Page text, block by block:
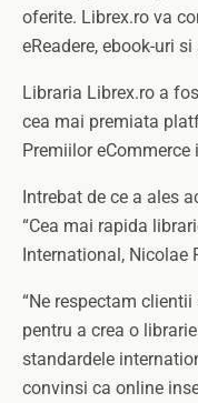
oferite. Librex.ro va
eReadere, ebook-uri
Libraria Librex.ro a
cea mai premiata
Premiilor eCommerce
Intrebat de ce a ales
“Cea mai rapida
International, Nicolae
“Ne respectam
pentru a crea o
standardele
convinsi ca online